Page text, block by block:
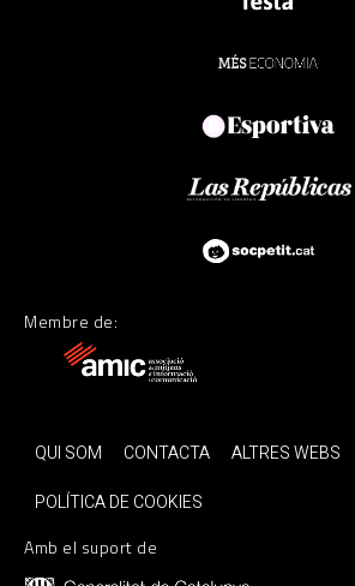
Membre de:
QUI SOM CONTACTA ALTRES WEBS
POLÍTICA DE COOKIES
Amb el suport de